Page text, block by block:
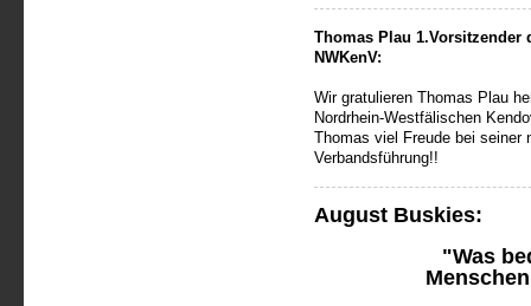
Thomas Plau 1.Vorsitzender
NWKenV:
Wir gratulieren Thomas Plau
Nordrhein-Westfälischen
Thomas viel Freude bei seiner
Verbandsführung!!
August Buskies:
"Was